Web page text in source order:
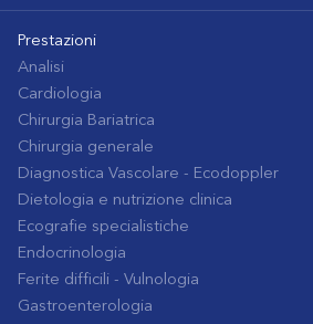
Prestazioni
Analisi
Cardiologia
Chirurgia Bariatrica
Chirurgia generale
Diagnostica Vascolare - Ecodoppler
Dietologia e nutrizione clinica
Ecografie specialistiche
Endocrinologia
Ferite difficili - Vulnologia
Gastroenterologia